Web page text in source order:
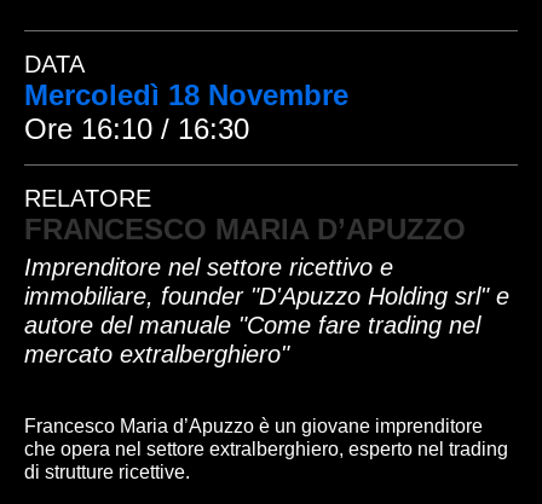
DATA
Mercoledì 18 Novembre
Ore 16:10 / 16:30
RELATORE
FRANCESCO MARIA D’APUZZO
Imprenditore nel settore ricettivo e
immobiliare, founder "D'Apuzzo Holding srl" e
autore del manuale "Come fare trading nel
mercato extralberghiero"
Francesco Maria d’Apuzzo è un giovane imprenditore
che opera nel settore extralberghiero, esperto nel trading
di strutture ricettive.